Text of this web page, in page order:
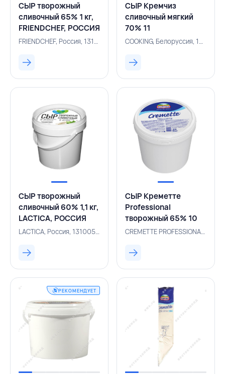
СЫР творожный
сливочный 65% 1 кг,
FRIENDCHEF, РОССИЯ
FRIENDCHEF, Россия, 131005866
СЫР Кремчиз
сливочный мягкий
70% 11
COOKING, Белоруссия, 131001042
СЫР творожный
сливочный 60% 1,1 кг,
LACTICA, РОССИЯ
LACTICA, Россия, 131005860
СЫР Креметте
Professional
творожный 65% 10
кг,CREMETTE
CREMETTE PROFESSIONAL, Россия, 131000868
РЕКОМЕНДУЕТ